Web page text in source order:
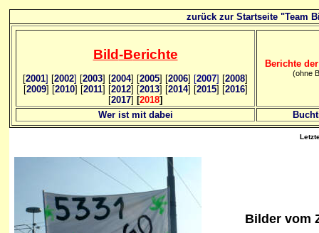
zurück zur Startseite "Team
Bild-Berichte
[2001] [2002] [2003] [2004] [2005] [2006] [2007] [2008]
[2009] [2010] [2011] [2012] [2013] [2014] [2015] [2016]
[2017] [2018]
Berichte
(ohne
Wer ist mit dabei
Bilder vom